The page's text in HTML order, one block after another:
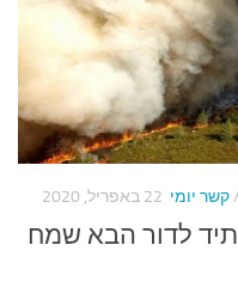
/קשר יומי 22 באפריל, 2020
2020 – העתיד לדור הבא שמח